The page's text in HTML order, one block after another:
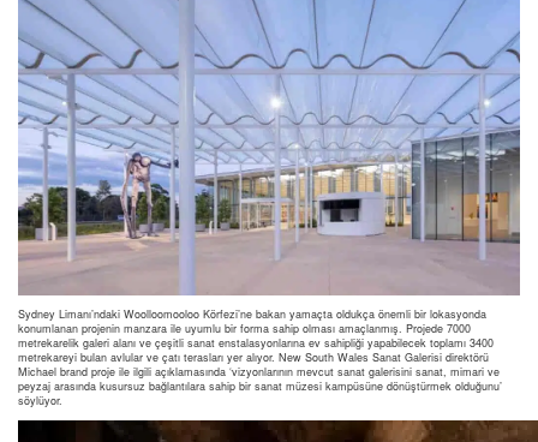
Sydney Limanı’ndaki Woolloomooloo Körfezi’ne bakan yamaçta oldukça önemli bir lokasyonda
konumlanan projenin manzara ile uyumlu bir forma sahip olması amaçlanmış. Projede 7000
metrekarelik galeri alanı ve çeşitli sanat enstalasyonlarına ev sahipliği yapabilecek toplamı 3400
metrekareyi bulan avlular ve çatı terasları yer alıyor. New South Wales Sanat Galerisi direktörü
Michael brand proje ile ilgili açıklamasında ‘vizyonlarının mevcut sanat galerisini sanat, mimari ve
peyzaj arasında kusursuz bağlantılara sahip bir sanat müzesi kampüsüne dönüştürmek olduğunu’
söylüyor.